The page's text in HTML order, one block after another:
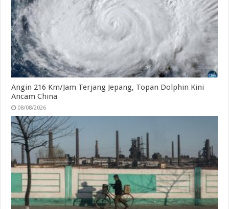
Angin 216 Km/Jam Terjang Jepang, Topan Dolphin Kini
Ancam China
08/08/2026